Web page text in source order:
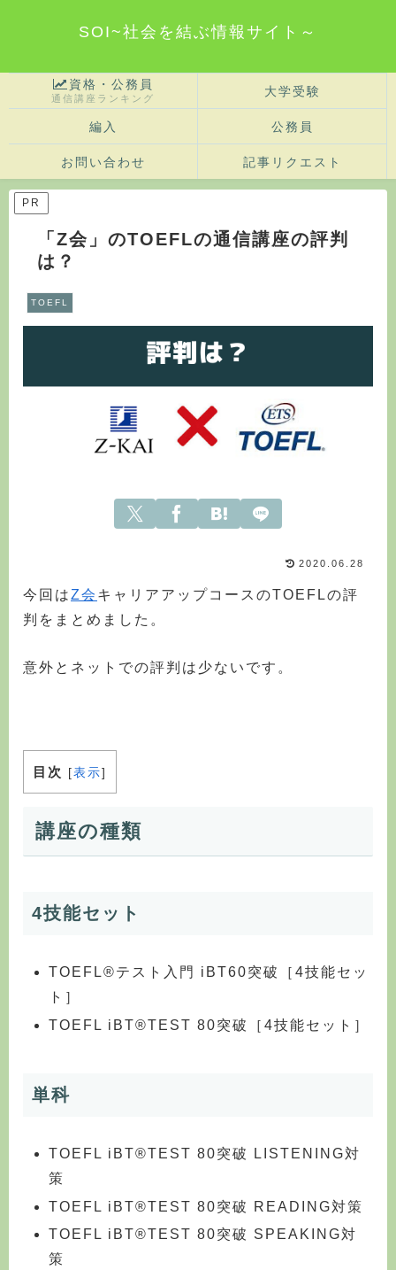
SOI~社会を結ぶ情報サイト～
資格・公務員
通信講座ランキング
大学受験
編入 公務員
お問い合わせ 記事リクエスト
PR
「Z会」のTOEFLの通信講座の評判
は？
TOEFL
2020.06.28
今回はZ会 キャリアアップコースのTOEFLの評
判をまとめました。
意外とネットでの評判は少ないです。
目次 [表示]
講座の種類
4技能セット
TOEFL®テスト入門 iBT60突破［4技能セッ
ト］
TOEFL iBT®TEST 80突破［4技能セット］
単科
TOEFL iBT®TEST 80突破 LISTENING対
策
TOEFL iBT®TEST 80突破 READING対策
TOEFL iBT®TEST 80突破 SPEAKING対
策